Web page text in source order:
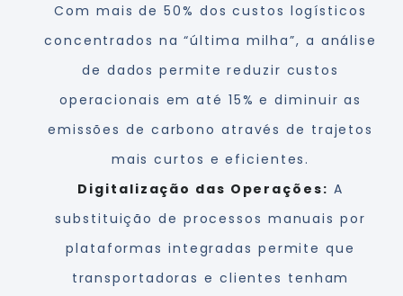
Com mais de 50% dos custos logísticos
concentrados na “última milha”, a análise
de dados permite reduzir custos
operacionais em até 15% e diminuir as
emissões de carbono através de trajetos
mais curtos e eficientes.
Digitalização das Operações: A
substituição de processos manuais por
plataformas integradas permite que
transportadoras e clientes tenham